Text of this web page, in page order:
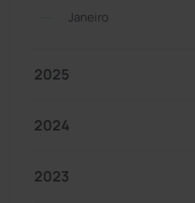
Janeiro
2025
2024
2023